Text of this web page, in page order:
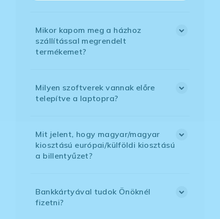
Mikor kapom meg a házhoz
szállítással megrendelt
termékemet?
Milyen szoftverek vannak előre
telepítve a laptopra?
Mit jelent, hogy magyar/magyar
kiosztású európai/külföldi kiosztású
a billentyűzet?
Bankkártyával tudok Önöknél
fizetni?